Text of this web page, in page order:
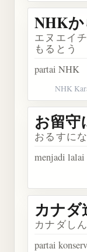
NHK
エヌエイ
もるとう
partai NHK
NHK
お留守
おるすに
menjadi lalai
カナダ
カナダし
partai